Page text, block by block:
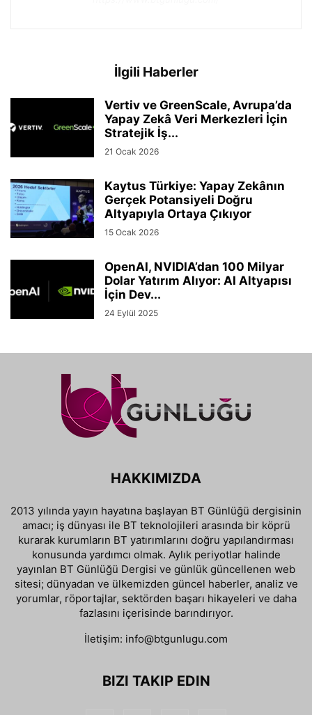
İlgili Haberler
Vertiv ve GreenScale, Avrupa’da
Yapay Zekâ Veri Merkezleri İçin
Stratejik İş...
21 Ocak 2026
Kaytus Türkiye: Yapay Zekânın
Gerçek Potansiyeli Doğru
Altyapıyla Ortaya Çıkıyor
15 Ocak 2026
OpenAI, NVIDIA’dan 100 Milyar
Dolar Yatırım Alıyor: AI Altyapısı
İçin Dev...
24 Eylül 2025
HAKKIMIZDA
2013 yılında yayın hayatına başlayan BT Günlüğü dergisinin
amacı; iş dünyası ile BT teknolojileri arasında bir köprü
kurarak kurumların BT yatırımlarını doğru yapılandırması
konusunda yardımcı olmak. Aylık periyotlar halinde
yayınlan BT Günlüğü Dergisi ve günlük güncellenen web
sitesi; dünyadan ve ülkemizden güncel haberler, analiz ve
yorumlar, röportajlar, sektörden başarı hikayeleri ve daha
fazlasını içerisinde barındırıyor.
İletişim: info@btgunlugu.com
BIZI TAKIP EDIN